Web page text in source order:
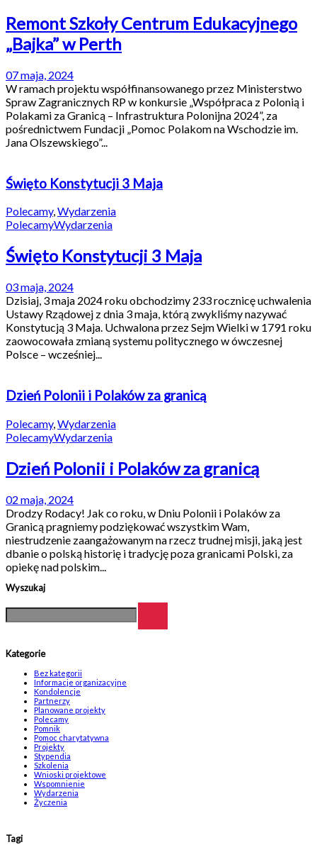
Remont Szkoły Centrum Edukacyjnego
„Bajka” w Perth
07 maja, 2024
W ramach projektu współfinansowanego przez Ministerstwo
Spraw Zagranicznych RP w konkursie „Współpraca z Polonią i
Polakami za Granicą – Infrastruktura Polonijna 2024”, za
pośrednictwem Fundacji „Pomoc Polakom na Wschodzie im.
Jana Olszewskiego”...
Święto Konstytucji 3 Maja
Polecamy,Wydarzenia
PolecamyWydarzenia
Święto Konstytucji 3 Maja
03 maja, 2024
Dzisiaj, 3 maja 2024 roku obchodzimy 233 rocznicę uchwalenia
Ustawy Rządowej z dnia 3 maja, którą zwykliśmy nazywać
Konstytucją 3 Maja. Uchwalona przez Sejm Wielki w 1791 roku
zaowocowała zmianą systemu politycznego w ówczesnej
Polsce – wcześniej...
Dzień Polonii i Polaków za granicą
Polecamy, Wydarzenia
PolecamyWydarzenia
Dzień Polonii i Polaków za granicą
02 maja, 2024
Drodzy Rodacy! Jak co roku, w Dniu Polonii i Polaków za
Granicą pragniemy podziękować wszystkim Wam,
niestrudzenie zaangażowanym na rzecz trudnej misji, jaką jest
dbanie o polską historię i tradycję poza granicami Polski, za
opiekę nad polskim...
Wyszukaj
Kategorie
Bez kategorii
Informacje organizacyjne
Kondolencje
Partnerzy
Planowane projekty
Polecamy
Pomnik
Pomoc charytatywna
Projekty
Stypendia
Szkolenia
Wnioski projektowe
Wspomnienie
Wydarzenia
Życzenia
Tagi